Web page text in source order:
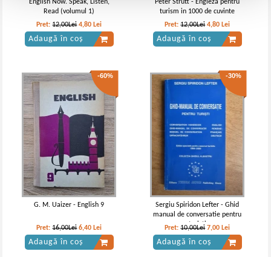
English Now. Speak, Listen,
Read (volumul 1)
Pret:12,00Lei 4,80 Lei
Adaugă în coș
Peter Strutt - Engleza pentru
turism in 1000 de cuvinte
Pret:12,00Lei 4,80 Lei
Adaugă în coș
-60%
G. M. Uaizer - English 9
Pret:16,00Lei 6,40 Lei
Adaugă în coș
-30%
Sergiu Spiridon Lefter - Ghid
manual de conversatie pentru
turisti
Pret:10,00Lei 7,00 Lei
Adaugă în coș